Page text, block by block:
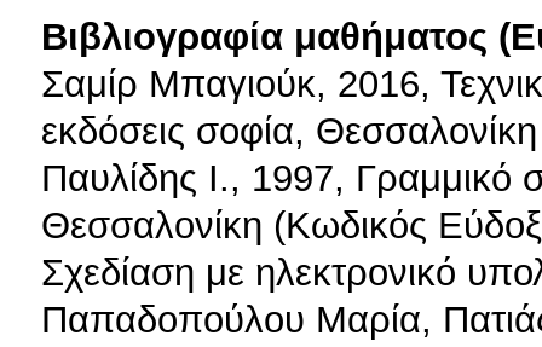
Βιβλιογραφία μαθήματος
Σαμίρ Μπαγιούκ, 2016,
εκδόσεις σοφία,
Παυλίδης Ι., 1997, Γραμμικό
Θεσσαλονίκη (Κωδικός
Σχεδίαση με ηλεκτρονικό
Παπαδοπούλου Mαρία,